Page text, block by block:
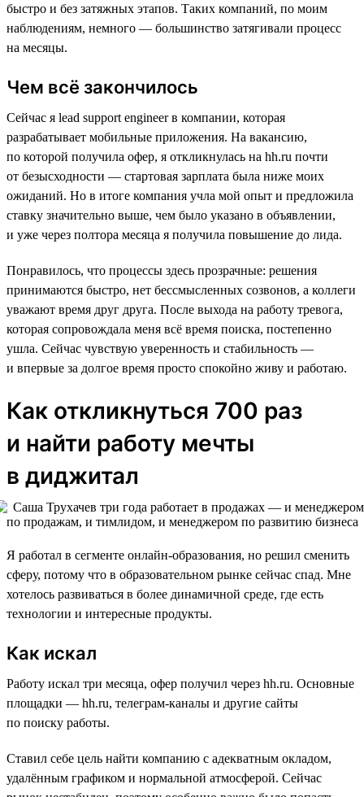
быстро и без затяжных этапов. Таких компаний, по моим
наблюдениям, немного — большинство затягивали процесс
на месяцы.
Чем всё закончилось
Сейчас я lead support engineer в компании, которая
разрабатывает мобильные приложения. На вакансию,
по которой получила офер, я откликнулась на hh.ru почти
от безысходности — стартовая зарплата была ниже моих
ожиданий. Но в итоге компания учла мой опыт и предложила
ставку значительно выше, чем было указано в объявлении,
и уже через полтора месяца я получила повышение до лида.
Понравилось, что процессы здесь прозрачные: решения
принимаются быстро, нет бессмысленных созвонов, а коллеги
уважают время друг друга. После выхода на работу тревога,
которая сопровождала меня всё время поиска, постепенно
ушла. Сейчас чувствую уверенность и стабильность —
и впервые за долгое время просто спокойно живу и работаю.
Как откликнуться 700 раз
и найти работу мечты
в диджитал
Я работал в сегменте онлайн-образования, но решил сменить
сферу, потому что в образовательном рынке сейчас спад. Мне
хотелось развиваться в более динамичной среде, где есть
технологии и интересные продукты.
Как искал
Работу искал три месяца, офер получил через hh.ru. Основные
площадки — hh.ru, телеграм-каналы и другие сайты
по поиску работы.
Ставил себе цель найти компанию с адекватным окладом,
удалённым графиком и нормальной атмосферой. Сейчас